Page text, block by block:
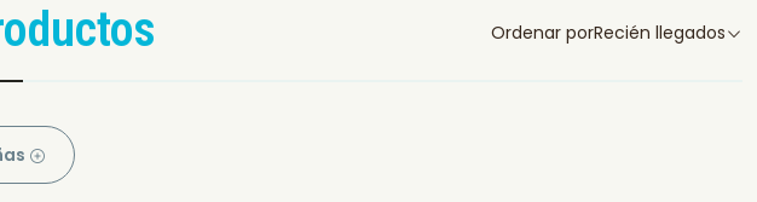
Ordenar porRecién llegados